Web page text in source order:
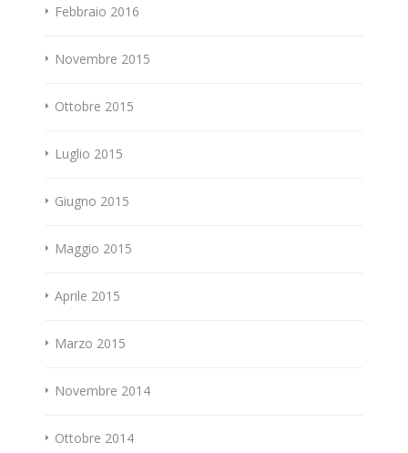
Febbraio 2016
Novembre 2015
Ottobre 2015
Luglio 2015
Giugno 2015
Maggio 2015
Aprile 2015
Marzo 2015
Novembre 2014
Ottobre 2014